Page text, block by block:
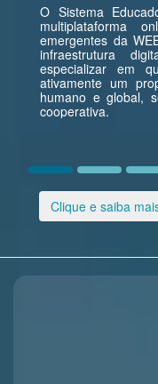
O Sistema
multiplataforma
emergentes da
infraestrutura
especializar em
ativamente um
humano e global,
cooperativa.
Clique e saiba